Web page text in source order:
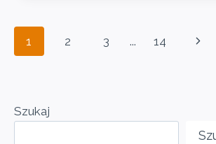
1 2 3 ... 14
Szukaj